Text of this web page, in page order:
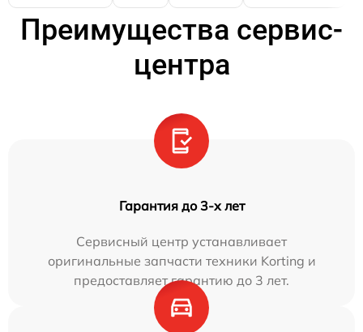
Преимущества сервис-
центра
Гарантия до 3-х лет
Сервисный центр устанавливает
оригинальные запчасти техники Korting и
предоставляет гарантию до 3 лет.